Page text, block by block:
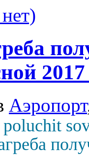
2017
Аэропорт